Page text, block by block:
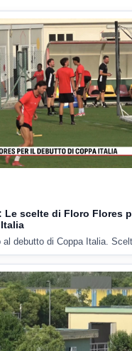
Le scelte di Floro Flores
debutto di Coppa Italia.